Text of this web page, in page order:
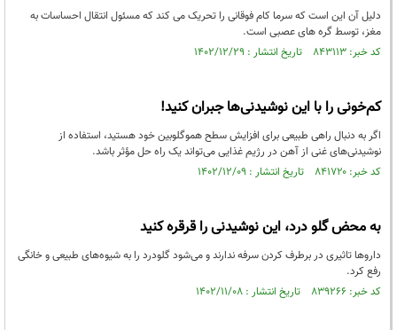
دلیل آن این است که سرما کام فوقانی را تحریک می کند که مسئول انتقال احساسات به
مغز، توسط گره های عصبی است.
کد خبر: ۸۴۳۱۱۳ تاریخ انتشار : ۱۴۰۲/۱۲/۲۹
کم‌خونی را با این نوشیدنی‌ها جبران کنید!
اگر به دنبال راهی طبیعی برای افزایش سطح هموگلوبین خود هستید، استفاده از
نوشیدنی‌های غنی از آهن در رژیم غذایی می‌تواند یک راه حل مؤثر باشد.
کد خبر: ۸۴۱۷۲۰ تاریخ انتشار : ۱۴۰۲/۱۲/۰۹
به محض گلو درد، این نوشیدنی را قرقره کنید
داروها تاثیری در برطرف کردن سرفه ندارند و می‌شود گلودرد را به شیوه‌های طبیعی و خانگی
رفع کرد.
کد خبر: ۸۳۹۲۶۶ تاریخ انتشار : ۱۴۰۲/۱۱/۰۸